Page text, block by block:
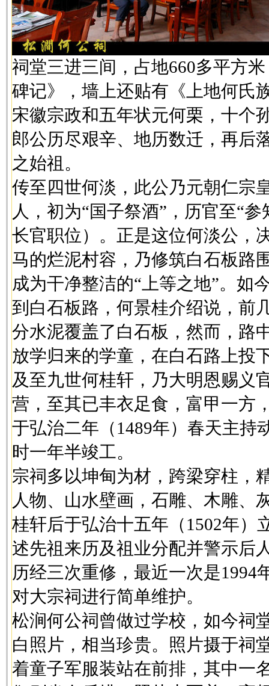
祠堂三进三间，占地660多平方
碑记》，墙上还贴有《上地何氏
宋徽宗政和五年状元何栗，十个
郎公历尽艰辛、地历数迁，再后
之始祖。
传至四世何淡，此公乃元朝仁宗
人，初为“国子祭酒”，历官至“
长官职位）。正是这位何淡公，
马的烂泥村容，乃修筑白石板路
成为干净整洁的“上等之地”。如
到白石板路，何景桂介绍说，前
分水泥覆盖了白石板，然而，路
放学归来的学童，在白石路上投
及至九世何桂轩，乃大明恩赐义
营，至其已丰衣足食，富甲一方
于弘治二年（1489年）春天主持
时一年半竣工。
宗祠多以坤甸为材，跨梁穿柱，
人物、山水壁画，石雕、木雕、
桂轩后于弘治十五年（1502年）
述先祖来历及祖业分配并警示后
历经三次重修，最近一次是1994
对大宗祠进行简单维护。
松涧何公祠曾做过学校，如今祠
白照片，相当珍贵。照片摄于祠
着童子军服装站在前排，其中一